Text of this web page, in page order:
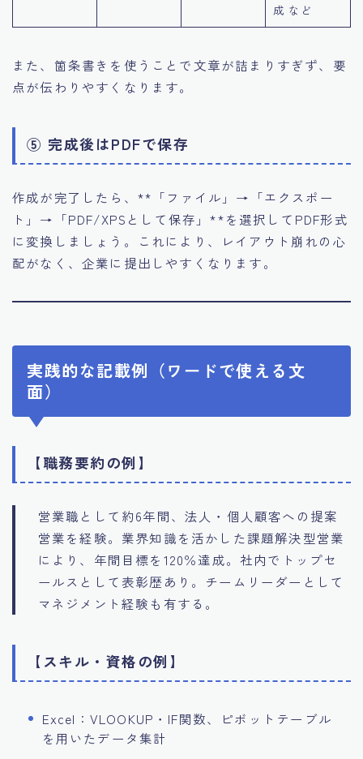
成 など
また、箇条書きを使うことで文章が詰まりすぎず、要
点が伝わりやすくなります。
⑤ 完成後はPDFで保存
作成が完了したら、**「ファイル」→「エクスポー
ト」→「PDF/XPSとして保存」**を選択してPDF形式
に変換しましょう。これにより、レイアウト崩れの心
配がなく、企業に提出しやすくなります。
実践的な記載例（ワードで使える文
面）
【職務要約の例】
営業職として約6年間、法人・個人顧客への提案
営業を経験。業界知識を活かした課題解決型営業
により、年間目標を120％達成。社内でトップセ
ールスとして表彰歴あり。チームリーダーとして
マネジメント経験も有する。
【スキル・資格の例】
Excel：VLOOKUP・IF関数、ピボットテーブル
を用いたデータ集計